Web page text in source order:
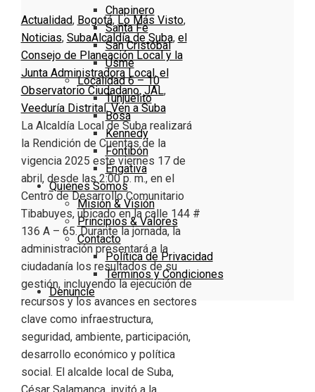
Chapinero
Santa Fe
San Cristóbal
Usme
Localidad 6 – 10
Tunjuelito
Bosa
Kennedy
Fontibón
Engativa
Quienes Somos
Misión & Visión
Principios & Valores
Contacto
Política de Privacidad
Términos y Condiciones
Denuncie
Actualidad, Bogotá, Lo Más Visto,
Noticias, SubaAlcaldía de Suba, el
Consejo de Planeación Local y la
Junta Administradora Local ,el
Observatorio Ciudadano, JAL,
Veeduría Distrital ,Ven a Suba
La Alcaldía Local de Suba realizará
la Rendición de Cuentas de la
vigencia 2025 este viernes 17 de
abril, desde las 2:00 p. m., en el
Centro de Desarrollo Comunitario
Tibabuyes, ubicado en la calle 144 #
136 A – 65. Durante la jornada, la
administración presentará a la
ciudadanía los resultados de su
gestión, incluyendo la ejecución de
recursos y los avances en sectores
clave como infraestructura,
seguridad, ambiente, participación,
desarrollo económico y política
social. El alcalde local de Suba,